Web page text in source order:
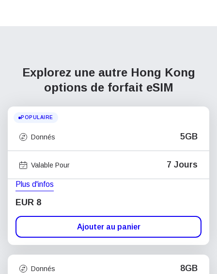
Explorez une autre Hong Kong
options de forfait eSIM
POPULAIRE
Donnés 5GB
Valable Pour 7 Jours
Plus d'infos
EUR 8
Ajouter au panier
Donnés 8GB